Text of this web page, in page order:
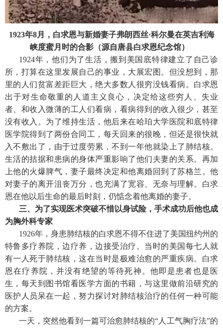
1923年8月，白求恩与新婚妻子弗朗西丝·科尔曼在英吉利海
峡度蜜月时的合影（源自唐县白求恩纪念馆）
1924年，他们为了生活，搬到美国底特律建立了自己诊
所，打算在这里发展自己的事业，大展宏图。但没想到，那
里的人们贫富差距巨大，绝大多数人很穷没钱看病。白求恩
出于对生命敬重的人道主义良心，决定给这些穷人、失业
者、和收入微薄的工人们看病，看病得到的收入很少，甚至
没有收入。为了维持生活，他后来在哈珀大学医院和底特律
医学院得到了两份合同工，每天回来的很晚，但还是很快就
入不敷出了，由于过度劳累，不到一年他就染上了肺结核。
生活的拮据和患病的身体严重影响了他们夫妻的关系。再加
上他的火爆脾气，妻子最终决定和他离婚回到了苏格兰。他
对妻子的离开沮丧万分，也充满了宽容、无奈与理解。白求
恩在他以后生命的最后时刻，仍惦念着他离婚的妻子。
三、为了实现医术突破不惜以身试险，手术成功后他也成
为胸外科专家
1926年，身患肺结核的白求恩不得不住进了美国纽约州的
特鲁多疗养院，边疗养，边接受治疗。当时的美国每七人就
有一人死于肺结核，这在当时是极难治愈的严重疾病。白求
恩在疗养院，并没有绝望的等待死神。他即是患者也是医
生，每天到图书馆看医学方面的书籍，与这里做前沿研究的
医护人员呆在一起，努力探讨对肺结核治疗的任何一种可能
的方案。
一天，突然他看到一篇可治愈肺结核的“人工气胸疗法”的